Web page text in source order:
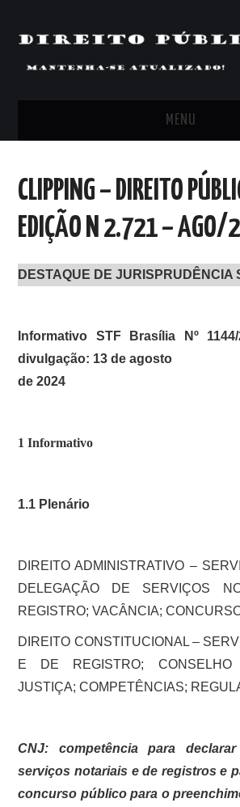
MENU
ARTIGOS, COMENTÁRIOS E PONTOS
DE VISTA
CLIPPING’S
SOBRE
CLIPPING – DIREITO
EDIÇÃO N 2.721 –
DESTAQUE DE JURISPRUDÊNCIA
Informativo STF Brasília Nº
divulgação: 13 de agosto
de 2024
1 Informativo
1.1 Plenário
DIREITO ADMINISTRATIVO –
DELEGAÇÃO DE SERVIÇOS
REGISTRO; VACÂNCIA;
DIREITO CONSTITUCIONAL –
E DE REGISTRO; CONSELHO
JUSTIÇA; COMPETÊNCIAS;
CNJ: competência para
serviços notariais e de registros e
concurso público para o